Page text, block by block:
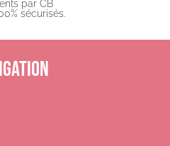
par CB
sécurisés.​